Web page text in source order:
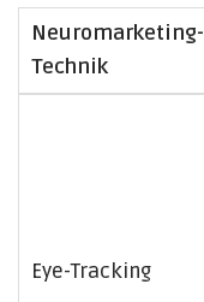
Neuromarketing-
Technik
Eye-Tracking